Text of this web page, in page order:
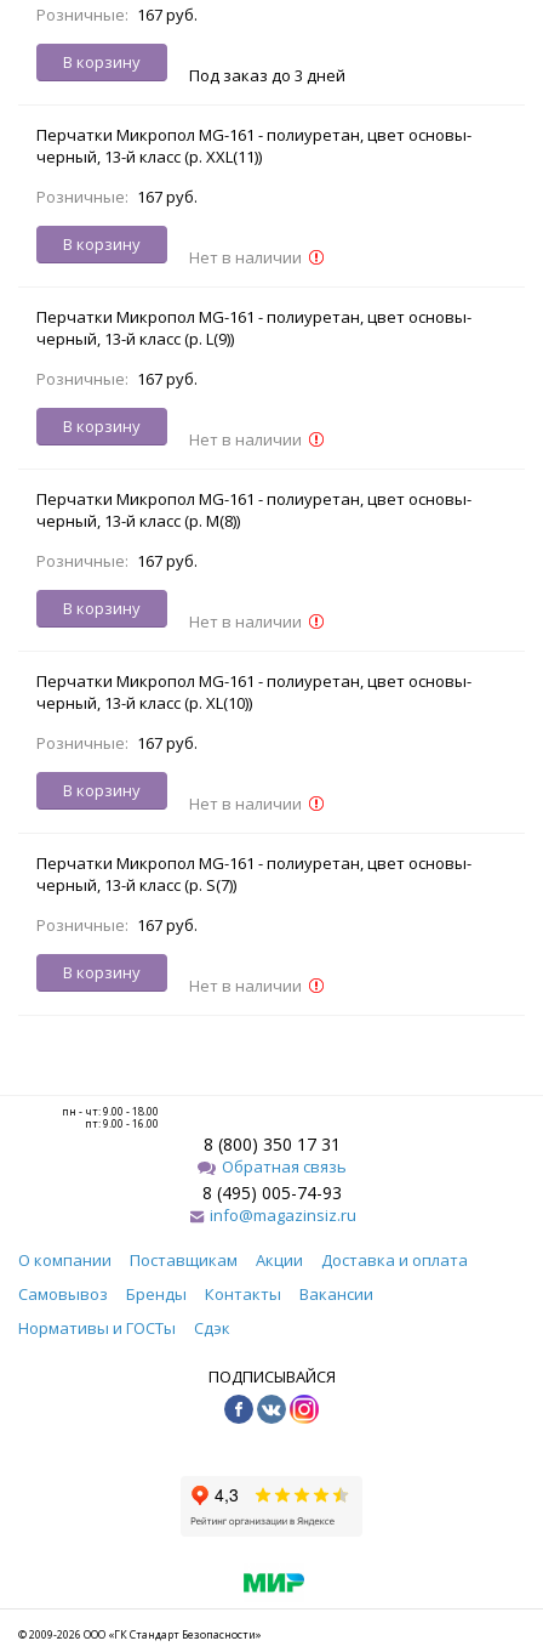
Розничные: 167 руб.
В корзину
Под заказ до 3 дней
Перчатки Микропол MG-161 - полиуретан, цвет основы-
черный, 13-й класс (р. XXL(11))
Розничные: 167 руб.
В корзину
Нет в наличии
Перчатки Микропол MG-161 - полиуретан, цвет основы-
черный, 13-й класс (р. L(9))
Розничные: 167 руб.
В корзину
Нет в наличии
Перчатки Микропол MG-161 - полиуретан, цвет основы-
черный, 13-й класс (р. M(8))
Розничные: 167 руб.
В корзину
Нет в наличии
Перчатки Микропол MG-161 - полиуретан, цвет основы-
черный, 13-й класс (р. XL(10))
Розничные: 167 руб.
В корзину
Нет в наличии
Перчатки Микропол MG-161 - полиуретан, цвет основы-
черный, 13-й класс (р. S(7))
Розничные: 167 руб.
В корзину
Нет в наличии
пн - чт: 9.00 - 18.00
пт: 9.00 - 16.00
8 (800) 350 17 31
Обратная связь
8 (495) 005-74-93
info@magazinsiz.ru
О компании Поставщикам Акции
Доставка и оплата
Самовывоз
Бренды Контакты
Вакансии
Нормативы и ГОСТы
Сдэк
ПОДПИСЫВАЙСЯ
© 2009-2026 ООО «ГК Стандарт Безопасности»